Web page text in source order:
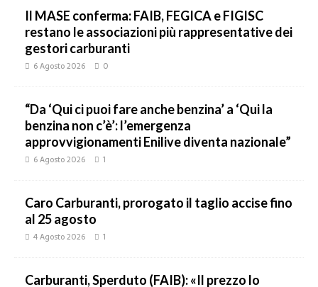
Il MASE conferma: FAIB, FEGICA e FIGISC
restano le associazioni più rappresentative dei
gestori carburanti
6 Agosto 2026 0
“Da ‘Qui ci puoi fare anche benzina’ a ‘Qui la
benzina non c’è’: l’emergenza
approvvigionamenti Enilive diventa nazionale”
6 Agosto 2026 1
Caro Carburanti, prorogato il taglio accise fino
al 25 agosto
4 Agosto 2026 1
Carburanti, Sperduto (FAIB): «Il prezzo lo